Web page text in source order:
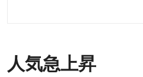
人気急上昇